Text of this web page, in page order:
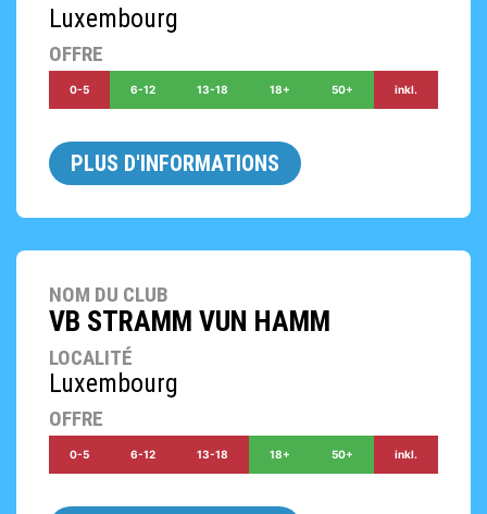
Luxembourg
OFFRE
0-5 6-12 13-18 18+ 50+ inkl.
PLUS D'INFORMATIONS
NOM DU CLUB
VB STRAMM VUN HAMM
LOCALITÉ
Luxembourg
OFFRE
0-5 6-12 13-18 18+ 50+ inkl.